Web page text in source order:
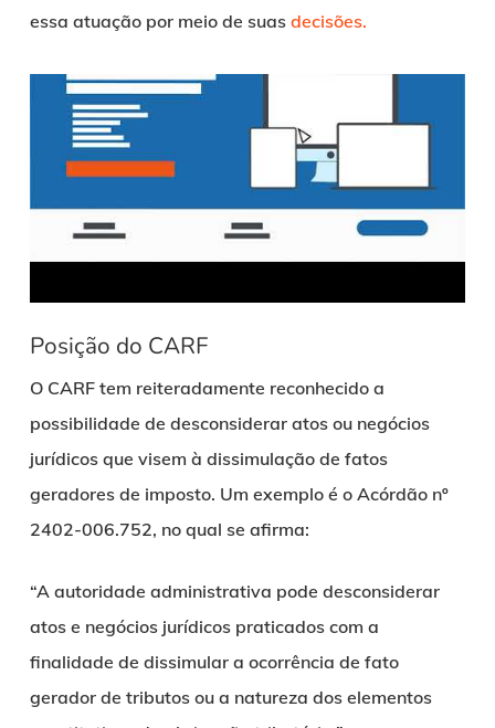
essa atuação por meio de suas decisões.
Posição do CARF
O CARF tem reiteradamente reconhecido a
possibilidade de desconsiderar atos ou negócios
jurídicos que visem à dissimulação de fatos
geradores de imposto. Um exemplo é o Acórdão nº
2402-006.752, no qual se afirma:
“A autoridade administrativa pode desconsiderar
atos e negócios jurídicos praticados com a
finalidade de dissimular a ocorrência de fato
gerador de tributos ou a natureza dos elementos